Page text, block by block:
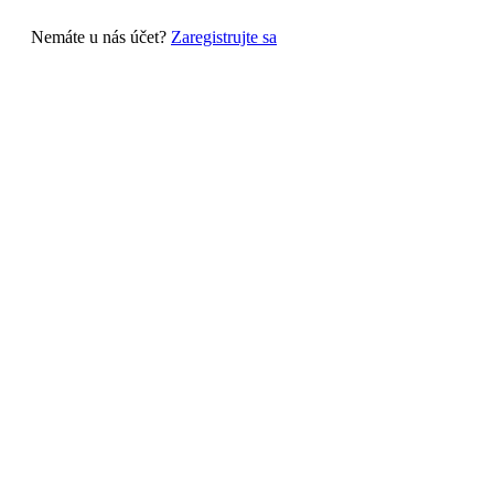
Nemáte u nás účet? Zaregistrujte sa